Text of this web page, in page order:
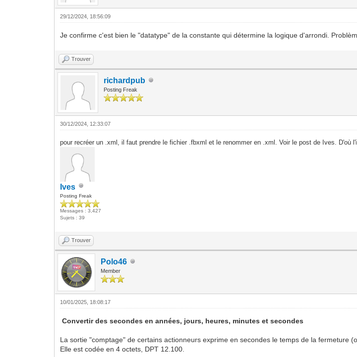
29/12/2024, 18:56:09
Je confirme c'est bien le "datatype" de la constante qui détermine la logique d'arrondi.
Trouver
richardpub
Posting Freak
30/12/2024, 12:33:07
pour recréer un .xml, il faut prendre le fichier .fbxml et le renommer en .xml. Voir le post de Ives. D'où
Ives
Posting Freak
Messages : 3,427
Sujets : 39
Trouver
Polo46
Member
10/01/2025, 18:08:17
Convertir des secondes en années, jours, heures, minutes et secondes
La sortie "comptage" de certains actionneurs exprime en secondes le temps de la fermeture
Elle est codée en 4 octets, DPT 12.100.